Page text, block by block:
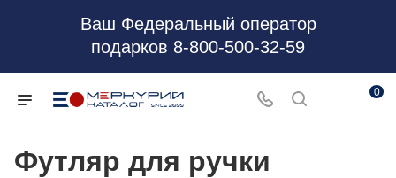
Ваш Федеральный оператор
подарков 8-800-500-32-59
0
Футляр для ручки